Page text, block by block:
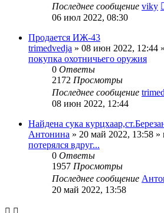
Последнее сообщение viky
06 июл 2022, 08:30
Продается ИЖ-43
trimedvedja » 08 июн 2022, 12:44
покупка охотничьего оружия
0 Ответы
2172 Просмотры
Последнее сообщение
08 июн 2022, 12:44
Найдена сука
Антонина » 20 май 2022, 13:58 »
потерялся вдруг...
0 Ответы
1957 Просмотры
Последнее сообщение
20 май 2022, 13:58